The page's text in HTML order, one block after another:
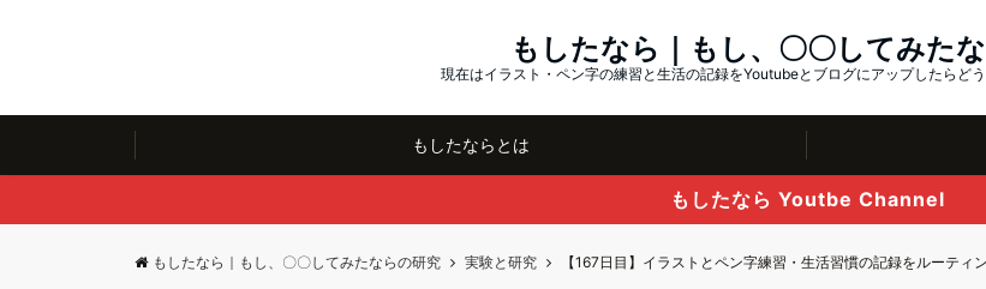
もしたなら｜もし、〇〇してみた
現在はイラスト・ペン字の練習と生活の記録をYoutubeとブログにアップしたらどう
もしたならとは
もしたなら Youtbe Channel
もしたなら｜もし、〇〇してみたならの研究 実験と研究 【167日目】イラストとペン字練習・生活習慣の記録をルーティ